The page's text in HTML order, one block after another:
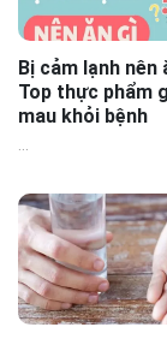
Bị cảm lạnh nên
Top thực phẩm
mau khỏi bệnh
...